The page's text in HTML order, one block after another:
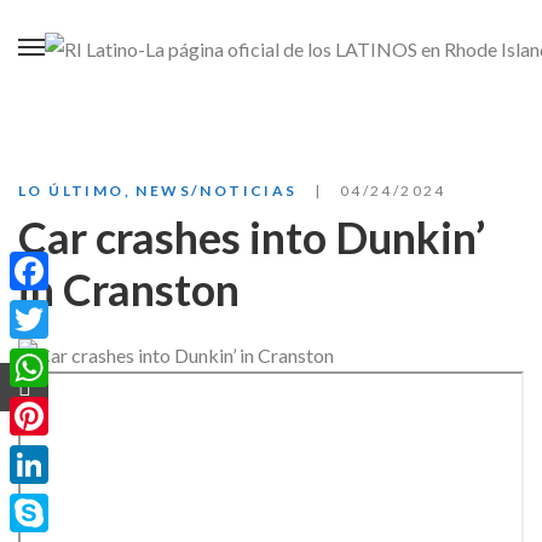
LO ÚLTIMO NEWS/NOTICIAS 04/24/2024
Car crashes into Dunkin’
in Cranston
Facebook
Twitter
WhatsApp
Pinterest
LinkedIn